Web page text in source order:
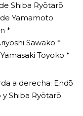
Shiba Ryōtarō
Yamamoto
*
Sawako *
Toyoko *
a derecha: Endō
y Shiba Ryōtarō